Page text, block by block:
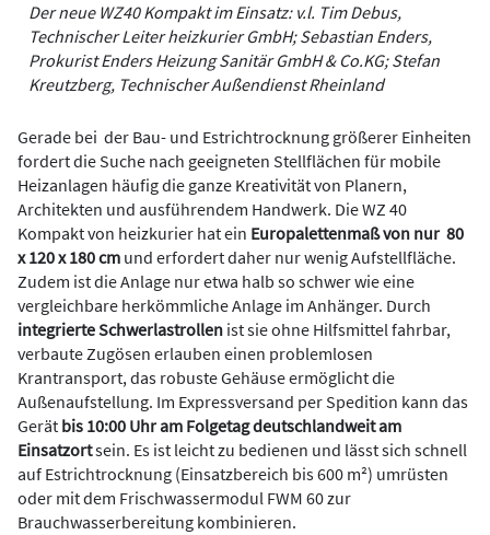
Der neue WZ40 Kompakt im Einsatz: v.l. Tim Debus,
Technischer Leiter heizkurier GmbH; Sebastian Enders,
Prokurist Enders Heizung Sanitär GmbH & Co.KG; Stefan
Kreutzberg, Technischer Außendienst Rheinland
Gerade bei der Bau- und Estrichtrocknung größerer Einheiten
fordert die Suche nach geeigneten Stellflächen für mobile
Heizanlagen häufig die ganze Kreativität von Planern,
Architekten und ausführendem Handwerk. Die WZ 40
Kompakt von heizkurier hat ein Europalettenmaß von nur 80
x 120 x 180 cm und erfordert daher nur wenig Aufstellfläche.
Zudem ist die Anlage nur etwa halb so schwer wie eine
vergleichbare herkömmliche Anlage im Anhänger. Durch
integrierte Schwerlastrollen ist sie ohne Hilfsmittel fahrbar,
verbaute Zugösen erlauben einen problemlosen
Krantransport, das robuste Gehäuse ermöglicht die
Außenaufstellung. Im Expressversand per Spedition kann das
Gerät bis 10:00 Uhr am Folgetag deutschlandweit am
Einsatzortsein. Es ist leicht zu bedienen und lässt sich schnell
auf Estrichtrocknung (Einsatzbereich bis 600 m²) umrüsten
oder mit dem Frischwassermodul FWM 60 zur
Brauchwasserbereitung kombinieren.